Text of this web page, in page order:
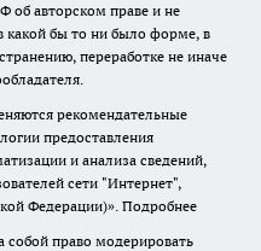
об авторском праве и не
какой бы то ни было форме, в
переработке не иначе
рекомендательные
предоставления
и анализа сведений,
сети "Интернет",
Федерации)». Подробнее
собой право модерировать